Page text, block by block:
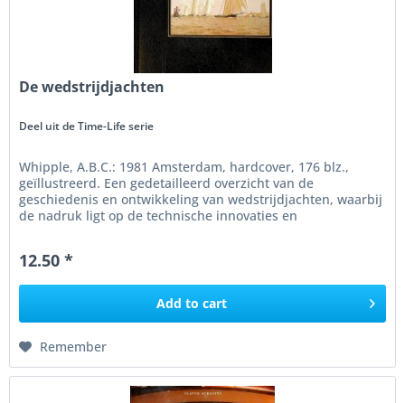
De wedstrijdjachten
Deel uit de Time-Life serie
Whipple, A.B.C.: 1981 Amsterdam, hardcover, 176 blz.,
geïllustreerd. Een gedetailleerd overzicht van de
geschiedenis en ontwikkeling van wedstrijdjachten, waarbij
de nadruk ligt op de technische innovaties en
12.50 *
Add to cart
Remember